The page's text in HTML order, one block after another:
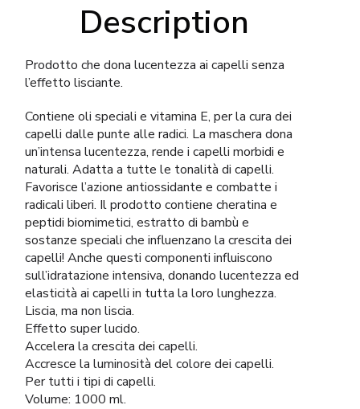
Description
Prodotto che dona lucentezza ai capelli senza
l’effetto lisciante.
Contiene oli speciali e vitamina E, per la cura dei
capelli dalle punte alle radici. La maschera dona
un’intensa lucentezza, rende i capelli morbidi e
naturali. Adatta a tutte le tonalità di capelli.
Favorisce l’azione antiossidante e combatte i
radicali liberi. Il prodotto contiene cheratina e
peptidi biomimetici, estratto di bambù e
sostanze speciali che influenzano la crescita dei
capelli! Anche questi componenti influiscono
sull’idratazione intensiva, donando lucentezza ed
elasticità ai capelli in tutta la loro lunghezza.
Liscia, ma non liscia.
Effetto super lucido.
Accelera la crescita dei capelli.
Accresce la luminosità del colore dei capelli.
Per tutti i tipi di capelli.
Volume: 1000 ml.